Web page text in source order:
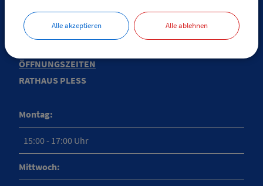
ÖFFNUNGSZEITEN
RATHAUS PLESS
Montag:
15:00 - 17:00 Uhr
Mittwoch:
Alle akzeptieren Alle ablehnen